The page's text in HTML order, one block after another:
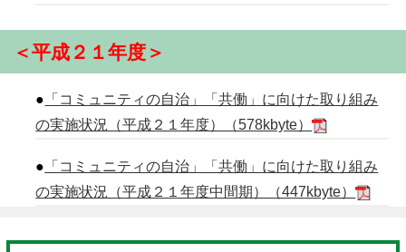
＜平成２１年度＞
● 「コミュニティの自治」「共働」に向けた取り組み
の実施状況（平成２１年度）（578kbyte）
● 「コミュニティの自治」「共働」に向けた取り組み
の実施状況（平成２１年度中間期）（447kbyte）